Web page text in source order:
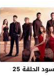
الحلقة 25